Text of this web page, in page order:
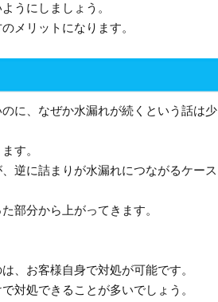
うにしましょう。
メリットになります。
に、なぜか水漏れが続くという話は少
す。
逆に詰まりが水漏れにつながるケース
部分から上がってきます。
、お客様自身で対処が可能です。
対処できることが多いでしょう。